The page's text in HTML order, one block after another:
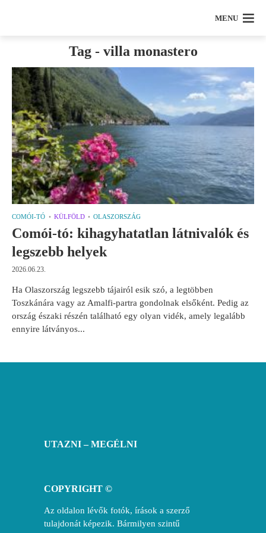
MENU
Tag - villa monastero
COMÓI-TÓ KÜLFÖLD OLASZORSZÁG
Comói-tó: kihagyhatatlan látnivalók és
legszebb helyek
2026.06.23.
Ha Olaszország legszebb tájairól esik szó, a legtöbben
Toszkánára vagy az Amalfi-partra gondolnak elsőként. Pedig az
ország északi részén található egy olyan vidék, amely legalább
ennyire látványos...
UTAZNI – MEGÉLNI
COPYRIGHT ©
Az oldalon lévők fotók, írások a szerző
tulajdonát képezik. Bármilyen szintű